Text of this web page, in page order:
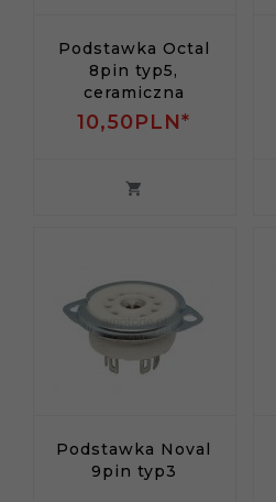
Podstawka Octal
8pin typ5,
ceramiczna
10,50PLN*
Podstawka Noval
9pin typ3